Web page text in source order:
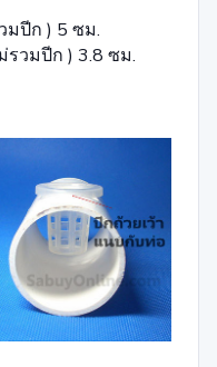
มปีก ) 5 ซม.
รวมปีก ) 3.8 ซม.